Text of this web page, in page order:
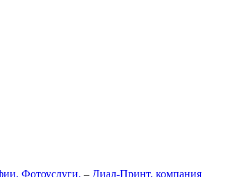
Фотоуслуги. – Диал-Принт, компания